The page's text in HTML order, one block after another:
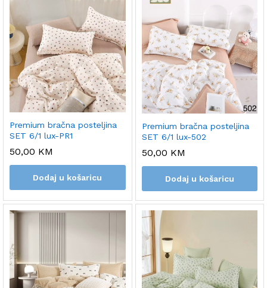
Premium bračna posteljina
SET 6/1 lux-PR1
50,00 KM
Dodaj u košaricu
Premium bračna posteljina
SET 6/1 lux-502
50,00 KM
Dodaj u košaricu